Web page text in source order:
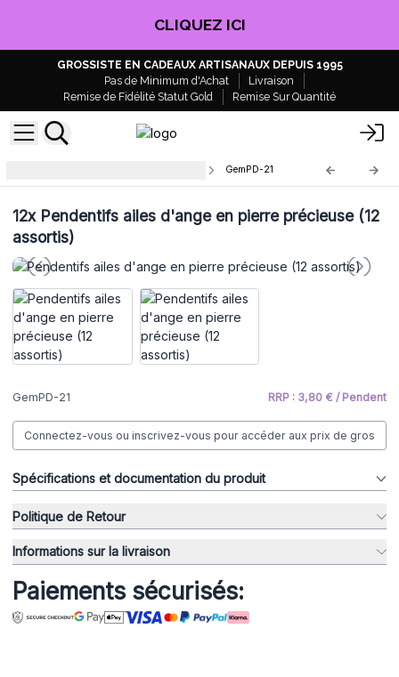
CLIQUEZ ICI
GROSSISTE EN CADEAUX ARTISANAUX DEPUIS 1995
Pas de Minimum d'Achat
Livraison
Remise de Fidélité Statut Gold
Remise Sur Quantité
GemPD-21
12xPendentifs ailes d'ange en pierre précieuse (12
assortis)
GemPD-21 RRP : 3,80 € / Pendent
Connectez-vous ou inscrivez-vous pour accéder aux prix de gros
Spécifications et documentation du produit
Politique de Retour
Informations sur la livraison
Paiements sécurisés: